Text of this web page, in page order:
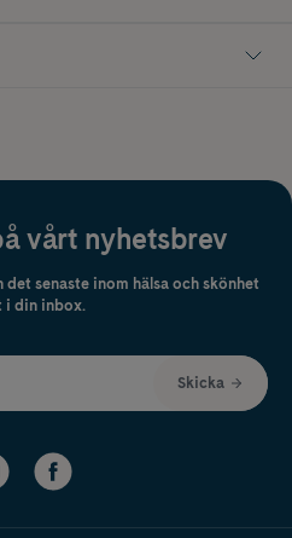
vårt nyhetsbrev
senaste inom hälsa och skönhet
i din inbox.
Skicka